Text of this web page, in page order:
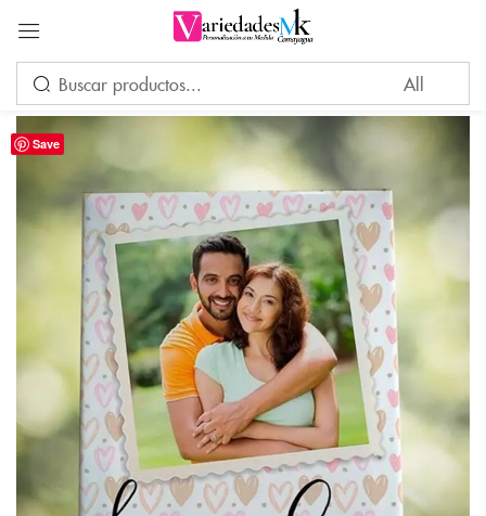
Save
Acceder
Por favor, introduce una respuesta en dígitos:
19 − ocho =
Recuérdame ¿Ha perdido su contraseña?
INICIAR SESIÓN
CREAR UNA CUENTA